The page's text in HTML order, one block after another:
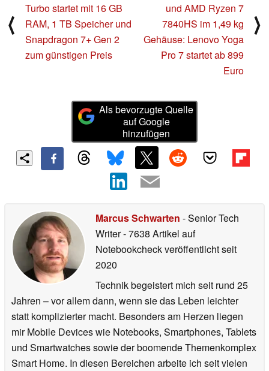
⟨
Turbo startet mit 16 GB
RAM, 1 TB Speicher und
Snapdragon 7+ Gen 2
zum günstigen Preis
und AMD Ryzen 7
7840HS im 1,49 kg
Gehäuse: Lenovo Yoga
Pro 7 startet ab 899
Euro
⟩
Als bevorzugte Quelle
auf Google
hinzufügen
Marcus Schwarten - Senior Tech
Writer- 7638 Artikel auf
Notebookcheck veröffentlichtseit
2020
Technik begeistert mich seit rund 25
Jahren – vor allem dann, wenn sie das Leben leichter
statt komplizierter macht. Besonders am Herzen liegen
mir Mobile Devices wie Notebooks, Smartphones, Tablets
und Smartwatches sowie der boomende Themenkomplex
Smart Home. In diesen Bereichen arbeite ich seit vielen